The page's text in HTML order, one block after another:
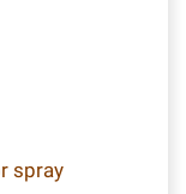
spray